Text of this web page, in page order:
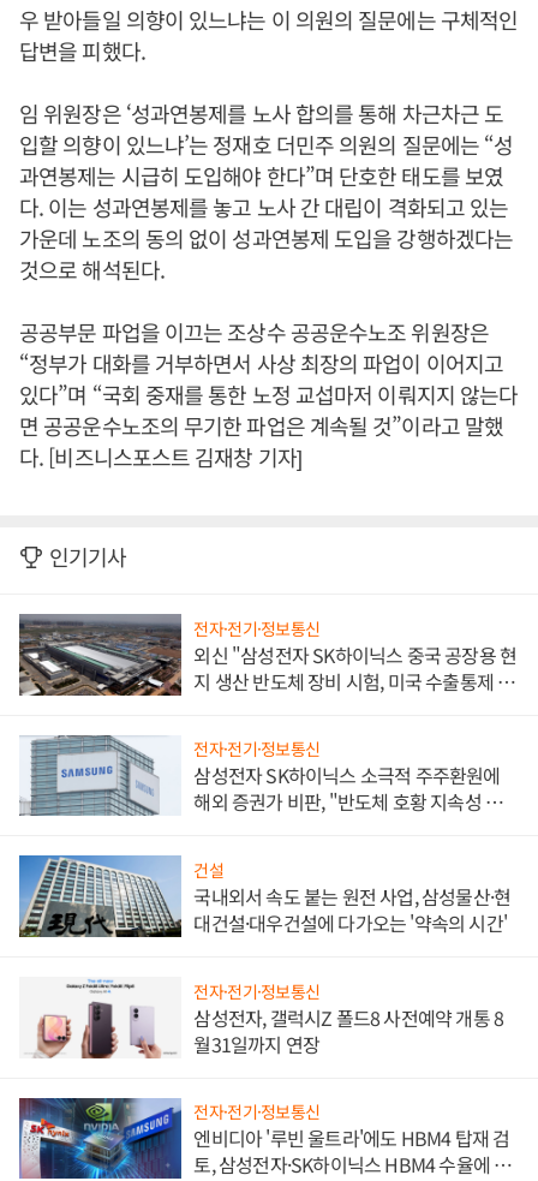
우 받아들일 의향이 있느냐는 이 의원의 질문에는 구체적인
답변을 피했다.
임 위원장은 ‘성과연봉제를 노사 합의를 통해 차근차근 도
입할 의향이 있느냐’는 정재호 더민주 의원의 질문에는 “성
과연봉제는 시급히 도입해야 한다”며 단호한 태도를 보였
다. 이는 성과연봉제를 놓고 노사 간 대립이 격화되고 있는
가운데 노조의 동의 없이 성과연봉제 도입을 강행하겠다는
것으로 해석된다.
공공부문 파업을 이끄는 조상수 공공운수노조 위원장은
“정부가 대화를 거부하면서 사상 최장의 파업이 이어지고
있다”며 “국회 중재를 통한 노정 교섭마저 이뤄지지 않는다
면 공공운수노조의 무기한 파업은 계속될 것”이라고 말했
다. [비즈니스포스트 김재창 기자]
인기기사
전자·전기·정보통신
외신 "삼성전자 SK하이닉스 중국 공장용 현
지 생산 반도체 장비 시험, 미국 수출통제 대
전자·전기·정보통신
삼성전자 SK하이닉스 소극적 주주환원에
해외 증권가 비판, "반도체 호황 지속성 의
건설
국내외서 속도 붙는 원전 사업, 삼성물산·현
대건설·대우건설에 다가오는 '약속의 시간'
전자·전기·정보통신
삼성전자, 갤럭시Z 폴드8 사전예약 개통 8
월31일까지 연장
전자·전기·정보통신
엔비디아 '루빈 울트라'에도 HBM4 탑재 검
토, 삼성전자·SK하이닉스 HBM4 수율에 주